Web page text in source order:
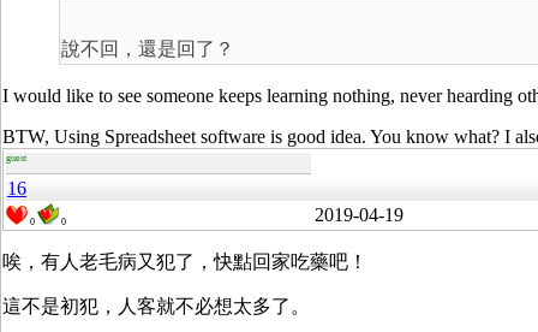
說不回，還是回了？
I would like to see someone keeps learning nothing, never hearding
BTW, Using Spreadsheet software is good idea. You know what? I
guest
16
0 0 2019-04-19
唉，有人老毛病又犯了，快點回家吃藥吧！
這不是初犯，人客就不必想太多了。